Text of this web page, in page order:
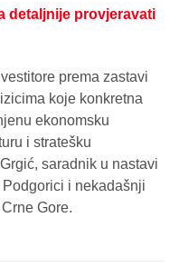
detaljnije provjeravati
prema zastavi
koje konkretna
ekonomsku
i stratešku
saradnik u nastavi
i nekadašnji
Gore.